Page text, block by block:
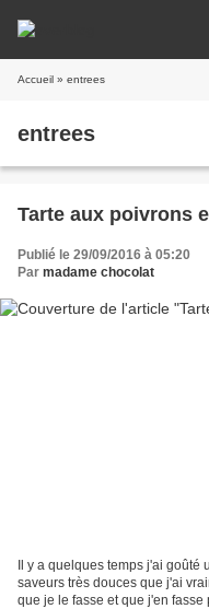
Accueil » entrees
entrees
Tarte aux poivrons
Publié le 29/09/2016 à 05:20
Par madame chocolat
Il y a quelques temps j'ai goûté
saveurs très douces que j'ai
que je le fasse et que j'en